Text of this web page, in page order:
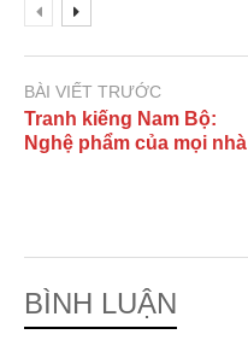
BÀI VIẾT TRƯỚC
Tranh kiếng Nam Bộ:
Nghệ phẩm của mọi nhà
BÌNH LUẬN